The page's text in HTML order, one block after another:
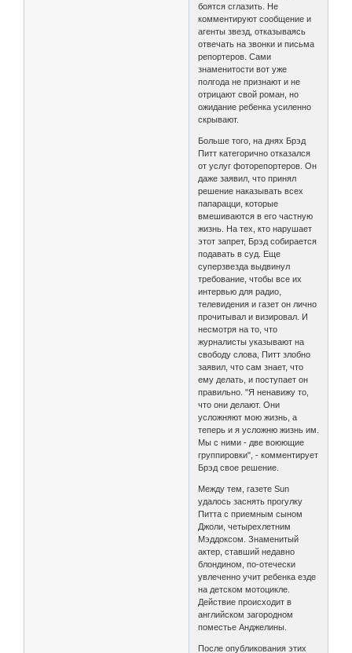
боятся сглазить. Не
комментируют сообщение и
агенты звезд, отказываясь
отвечать на звонки и письма
репортеров. Сами
знаменитости вот уже
полгода не признают и не
отрицают свой роман, но
ожидание ребенка усиленно
скрывают.
Больше того, на днях Брэд
Питт категорично отказался
от услуг фоторепортеров. Он
даже заявил, что принял
решение наказывать всех
папарацци, которые
вмешиваются в его частную
жизнь. На тех, кто нарушает
этот запрет, Брэд собирается
подавать в суд. Еще
суперзвезда выдвинул
требование, чтобы все их
интервью для радио,
телевидения и газет он лично
прочитывал и визировал. И
несмотря на то, что
журналисты указывают на
свободу слова, Питт злобно
заявил, что сам знает, что
ему делать, и поступает он
правильно. "Я ненавижу то,
что они делают. Они
усложняют мою жизнь, а
теперь и я усложню жизнь им.
Мы с ними - две воюющие
группировки", - комментирует
Брэд свое решение.
Между тем, газете Sun
удалось заснять прогулку
Питта с приемным сыном
Джоли, четырехлетним
Мэддоксом. Знаменитый
актер, ставший недавно
блондином, по-отечески
увлеченно учит ребенка езде
на детском мотоцикле.
Действие происходит в
английском загородном
поместье Анджелины.
После опубликования этих